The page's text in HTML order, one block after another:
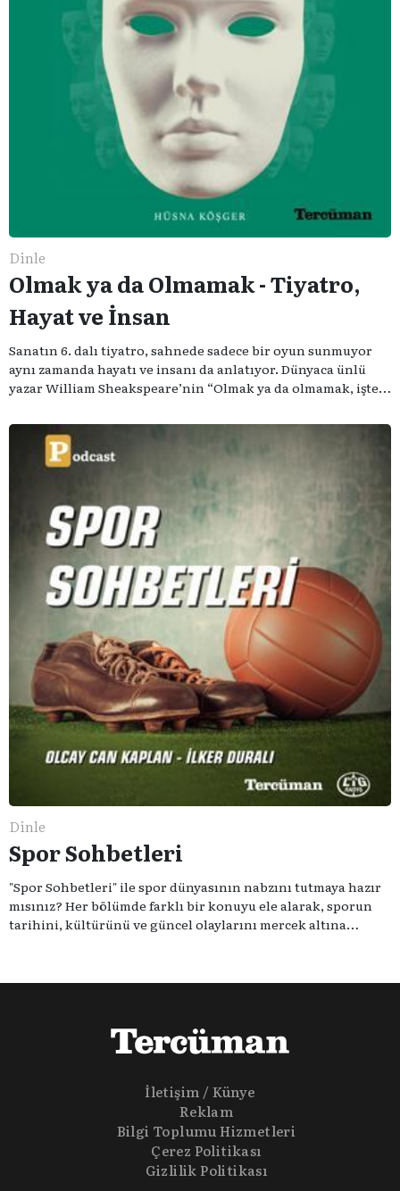
Dinle
Olmak ya da Olmamak - Tiyatro,
Hayat ve İnsan
Sanatın 6. dalı tiyatro, sahnede sadece bir oyun sunmuyor
aynı zamanda hayatı ve insanı da anlatıyor. Dünyaca ünlü
yazar William Sheakspeare’nin “Olmak ya da olmamak, işte
serimizde; tiyatroyu, alanının uzman isimleriyle
konuşuyoruz..
Dinle
Spor Sohbetleri
"Spor Sohbetleri" ile spor dünyasının nabzını tutmaya hazır
mısınız? Her bölümde farklı bir konuyu ele alarak, sporun
tarihini, kültürünü ve güncel olaylarını mercek altına
olmadığına inananlardansanız "Spor Sohbetleri" tam size
İletişim / Künye
Reklam
Bilgi Toplumu Hizmetleri
Çerez Politikası
Gizlilik Politikası